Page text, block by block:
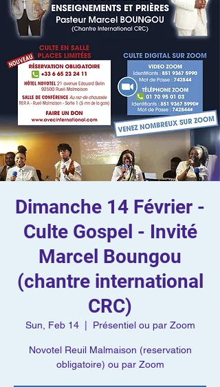
Dimanche 14 Février -
Culte Gospel - Invité
Marcel Boungou
(chantre international
CRC)
Sun, Feb 14
  |
Présentiel ou par Zoom
Novotel Reuil Malmaison (reservation
obligatoire) ou par Zoom